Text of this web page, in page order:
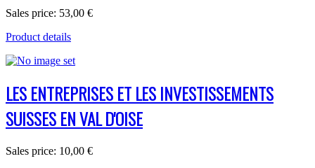
Sales price: 53,00 €
Product details
LES ENTREPRISES ET LES INVESTISSEMENTS
SUISSES EN VAL D'OISE
Sales price: 10,00 €